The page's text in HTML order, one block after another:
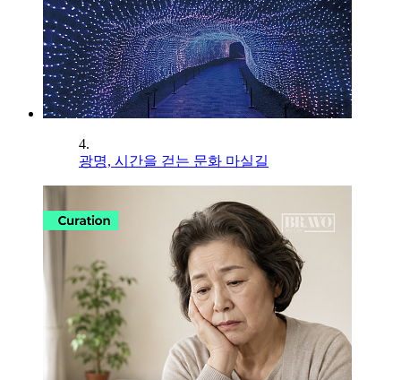
4.
광명, 시간을 걷는 문화 마실길